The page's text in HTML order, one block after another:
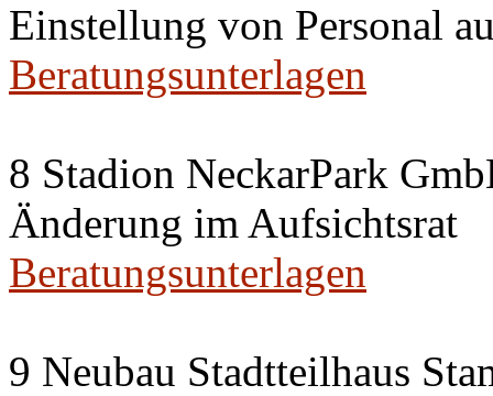
Einstellung von Personal
Beratungsunterlagen
8 Stadion NeckarPark
Änderung im Aufsichtsrat
Beratungsunterlagen
9 Neubau Stadtteilhaus